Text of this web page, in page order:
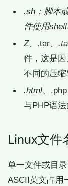
.sh：脚本
件使用
Z、 .tar、
件，这是
不同的压
.html、
与PHP语法
Linux文件
单一文件或目
ASCII英文占用